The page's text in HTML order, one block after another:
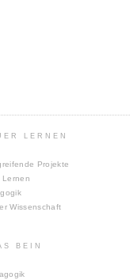
LERNEN
Projekte
Lernen
Wissenschaft
BEIN